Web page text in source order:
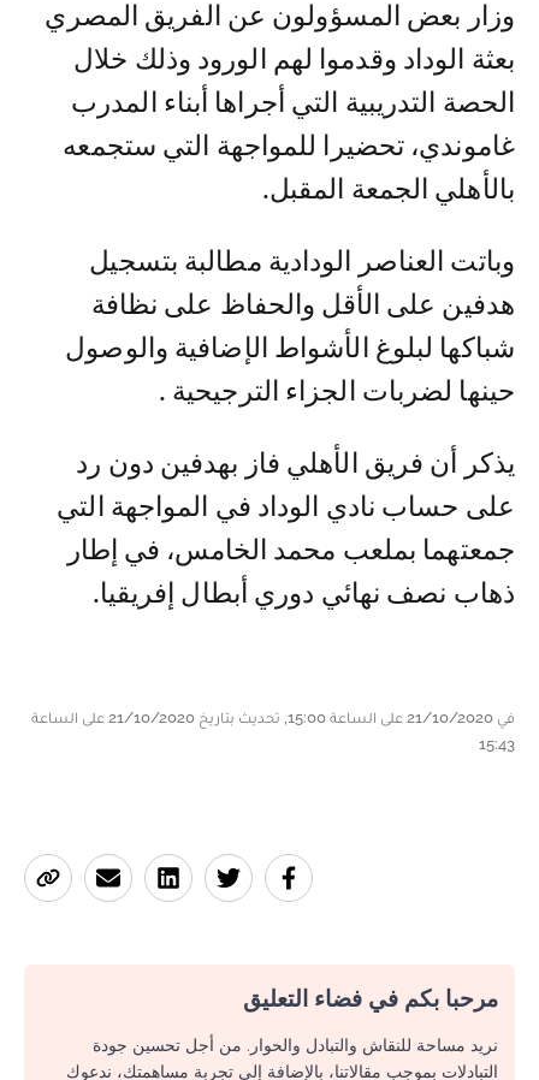
وزار بعض المسؤولون عن الفريق المصري
بعثة الوداد وقدموا لهم الورود وذلك خلال
الحصة التدريبية التي أجراها أبناء المدرب
غاموندي، تحضيرا للمواجهة التي ستجمعه
بالأهلي الجمعة المقبل.
وباتت العناصر الودادية مطالبة بتسجيل
هدفين على الأقل والحفاظ على نظافة
شباكها لبلوغ الأشواط الإضافية والوصول
حينها لضربات الجزاء الترجيحية .
يذكر أن فريق الأهلي فاز بهدفين دون رد
على حساب نادي الوداد في المواجهة التي
جمعتهما بملعب محمد الخامس، في إطار
ذهاب نصف نهائي دوري أبطال إفريقيا.
في 21/10/2020 على الساعة 15:00, تحديث بتاريخ 21/10/2020 على الساعة
15:43
مرحبا بكم في فضاء التعليق
نريد مساحة للنقاش والتبادل والحوار. من أجل تحسين جودة
التبادلات بموجب مقالاتنا، بالإضافة إلى تجربة مساهمتك، ندعوك